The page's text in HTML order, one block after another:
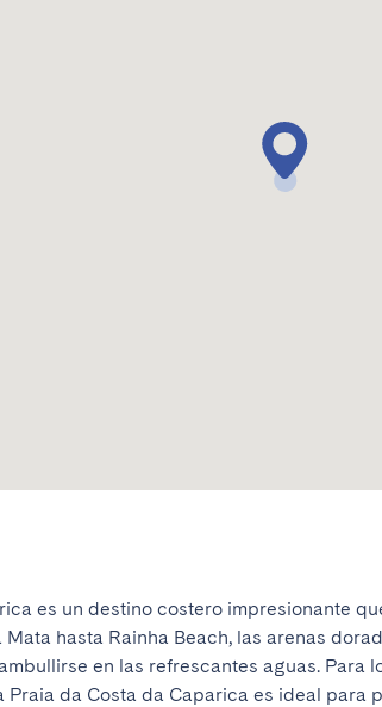
es un destino costero impresionante
Mata hasta Rainha Beach, las arenas
en las refrescantes aguas. Para
Praia da Costa da Caparica es ideal para